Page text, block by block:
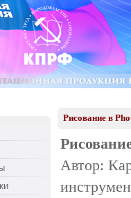
Рисование в
Автор: